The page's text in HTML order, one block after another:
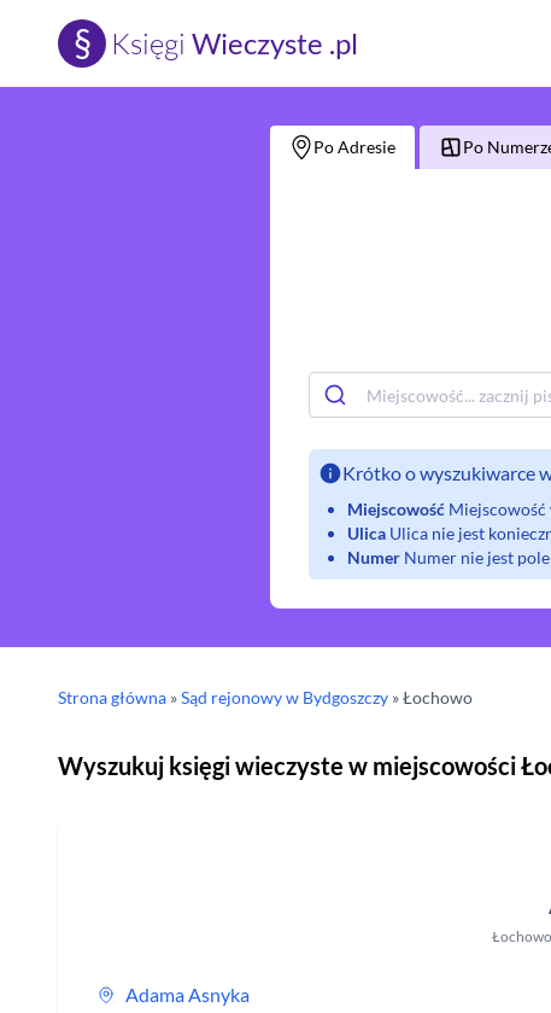
§ Księgi Wieczyste .pl
Po Adresie Po
Krótko o wyszukiwarce
Miejscowość Miejscowość
Ulica Ulica nie jest
Numer Numer nie jest
Strona główna »Sąd rejonowyw Bydgoszczy »Łochowo
Wyszukuj księgi wieczyste w miejscowości
Adama Asnyka